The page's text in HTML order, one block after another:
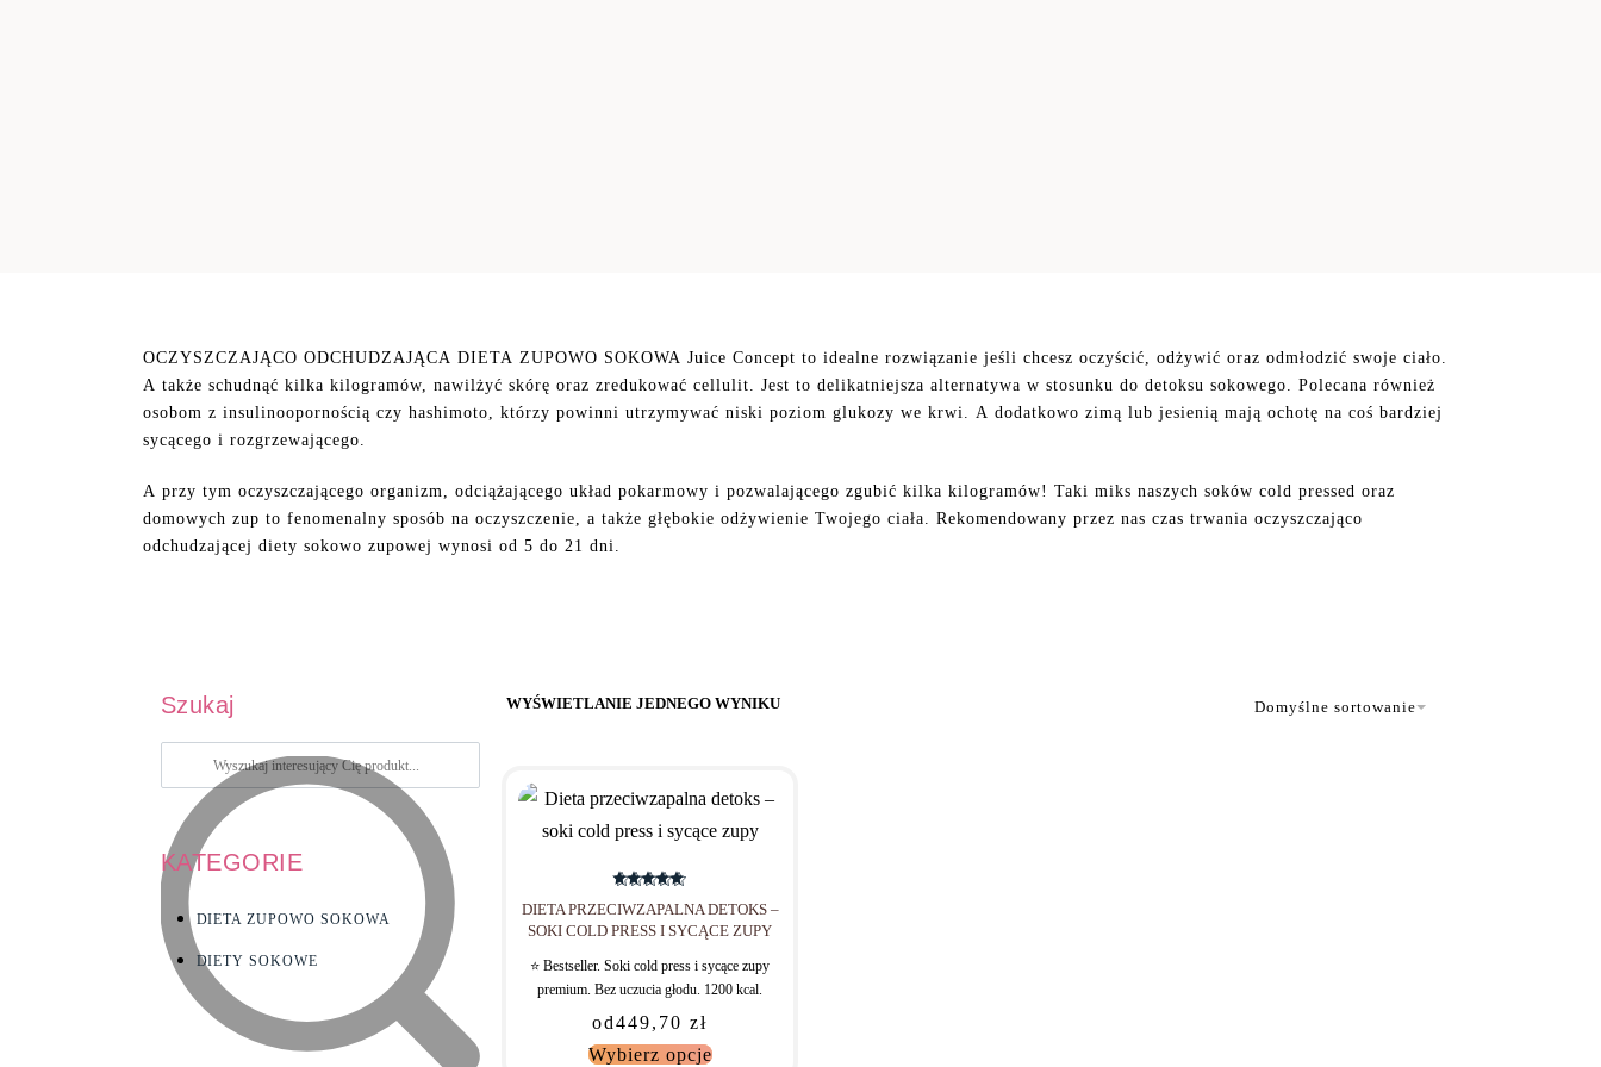
OCZYSZCZAJĄCO ODCHUDZAJĄCA DIETA ZUPOWO SOKOWA Juice Concept to idealne rozwiązanie jeśli chcesz oczyścić, odżywić oraz odmłodzić swoje ciało.
A także schudnąć kilka kilogramów, nawilżyć skórę oraz zredukować cellulit. Jest to delikatniejsza alternatywa w stosunku do detoksu sokowego. Polecana również
osobom z insulinoopornością czy hashimoto, którzy powinni utrzymywać niski poziom glukozy we krwi. A dodatkowo zimą lub jesienią mają ochotę na coś bardziej
sycącego i rozgrzewającego.
A przy tym oczyszczającego organizm, odciążającego układ pokarmowy i pozwalającego zgubić kilka kilogramów! Taki miks naszych soków cold pressed oraz
domowych zup to fenomenalny sposób na oczyszczenie, a także głębokie odżywienie Twojego ciała. Rekomendowany przez nas czas trwania oczyszczająco
odchudzającej diety sokowo zupowej wynosi od 5 do 21 dni.
Szukaj
KATEGORIE
DIETA ZUPOWO SOKOWA
DIETY SOKOWE
WYŚWIETLANIE JEDNEGO WYNIKU Domyślne sortowanie
DIETA PRZECIWZAPALNA DETOKS –
SOKI COLD PRESS I SYCĄCE ZUPY
⭐️ Bestseller. Soki cold press i sycące zupy
premium. Bez uczucia głodu. 1200 kcal.
od449,70zł
Wybierz opcje